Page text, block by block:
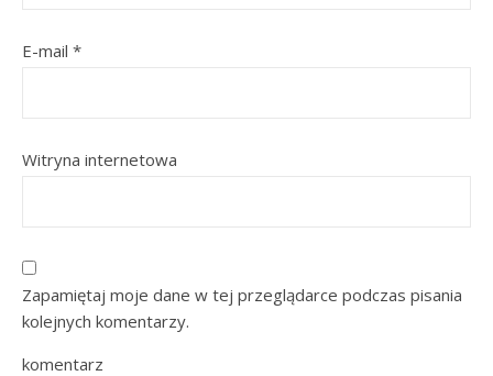
E-mail *
Witryna internetowa
Zapamiętaj moje dane w tej przeglądarce podczas pisania
kolejnych komentarzy.
komentarz